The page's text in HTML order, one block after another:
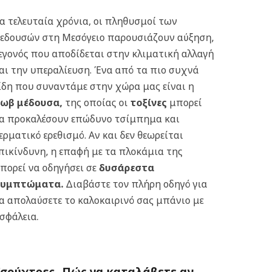
τελευταία χρόνια, οι πληθυσμοί των
στη Μεσόγειο παρουσιάζουν αύξηση,
που αποδίδεται στην κλιματική αλλαγή
την υπεραλίευση. Ένα από τα πιο συχνά
που συναντάμε στην χώρα μας είναι η
μέδουσα, της οποίας οι τοξίνες μπορεί
προκαλέσουν επώδυνο τσίμπημα και
ερεθισμό. Αν και δεν θεωρείται
η επαφή με τα πλοκάμια της
να οδηγήσει σε δυσάρεστα
. Διαβάστε τον πλήρη οδηγό για
απολαύσετε το καλοκαιρινό σας μπάνιο με